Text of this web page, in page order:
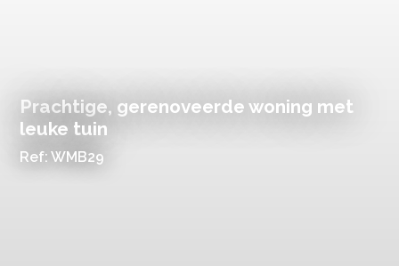
Prachtige, gerenoveerde woning met
leuke tuin
Ref: WMB29